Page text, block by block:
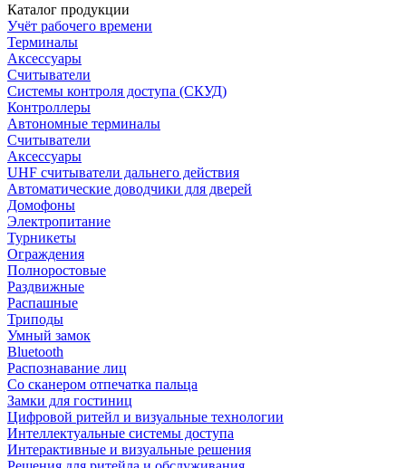
Каталог продукции
Учёт рабочего времени
Терминалы
Аксессуары
Считыватели
Системы контроля доступа (СКУД)
Контроллеры
Автономные терминалы
Считыватели
Аксессуары
UHF считыватели дальнего действия
Автоматические доводчики для дверей
Домофоны
Электропитание
Турникеты
Ограждения
Полноростовые
Раздвижные
Распашные
Триподы
Умный замок
Bluetooth
Распознавание лиц
Со сканером отпечатка пальца
Замки для гостиниц
Цифровой ритейл и визуальные технологии
Интеллектуальные системы доступа
Интерактивные и визуальные решения